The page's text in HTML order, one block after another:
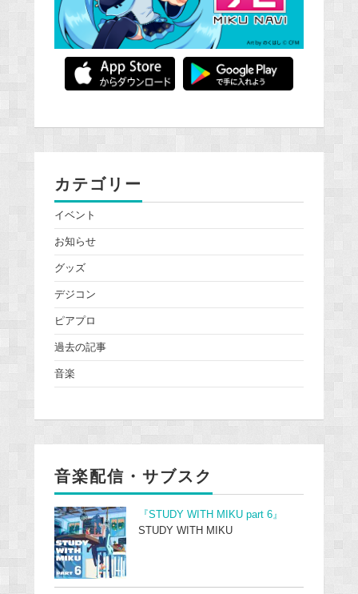
カテゴリー
イベント
お知らせ
グッズ
デジコン
ピアプロ
過去の記事
音楽
音楽配信・サブスク
『STUDY WITH MIKU part 6』
STUDY WITH MIKU